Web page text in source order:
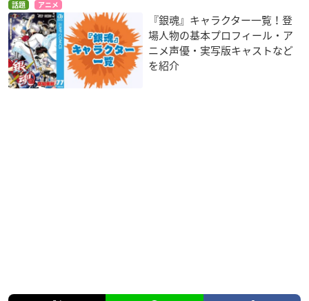
し、川越の街中で銀魂のキャラクターの「マイAR」(9種)を取
得しながら、「銀さんオリジナルボイス」のチェックインスポ
ットに行くと、オリジナルボイスが入手できるとともに銀さん
の「マイAR」がゲットできます。
なお、チェックインスポットにいるキャラクターは、以下の期
間で変更します。また、オリジナルボイスの内容は、期間ごと
話題 アニメ
『銀魂』キャラクター一覧！登
場人物の基本プロフィール・ア
ニメ声優・実写版キャストなど
を紹介